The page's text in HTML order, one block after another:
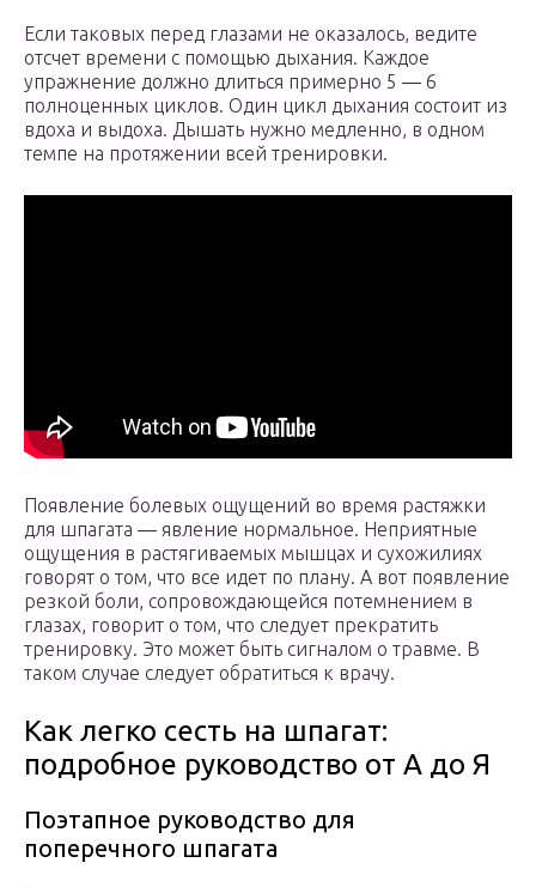
Если таковых перед глазами не оказалось, ведите
отсчет времени с помощью дыхания. Каждое
упражнение должно длиться примерно 5 — 6
полноценных циклов. Один цикл дыхания состоит из
вдоха и выдоха. Дышать нужно медленно, в одном
темпе на протяжении всей тренировки.
Появление болевых ощущений во время растяжки
для шпагата — явление нормальное. Неприятные
ощущения в растягиваемых мышцах и сухожилиях
говорят о том, что все идет по плану. А вот появление
резкой боли, сопровождающейся потемнением в
глазах, говорит о том, что следует прекратить
тренировку. Это может быть сигналом о травме. В
таком случае следует обратиться к врачу.
Как легко сесть на шпагат:
подробное руководство от А до Я
Поэтапное руководство для
поперечного шпагата